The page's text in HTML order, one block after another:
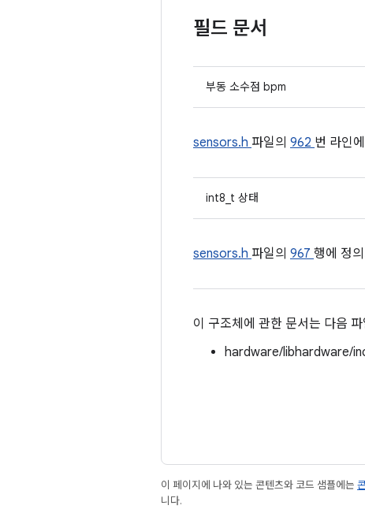
필드 문서
부동 소수점 bpm
sensors.h 파일의 962 번 라인
int8_t 상태
sensors.h 파일의 967 행에 정
이 구조체에 관한 문서는 다음
hardware/libhardware/
이 페이지에 나와 있는 콘텐츠와 코드 샘플에는
니다.